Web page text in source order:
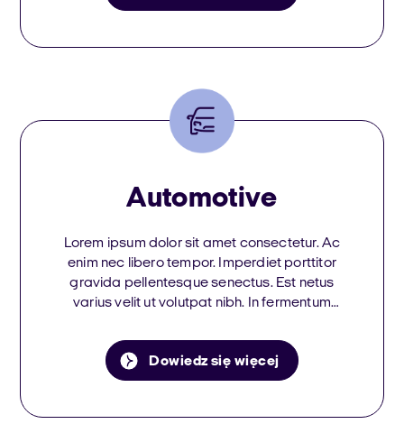
Automotive
Lorem ipsum dolor sit amet consectetur. Ac
enim nec libero tempor. Imperdiet porttitor
gravida pellentesque senectus. Est netus
varius velit ut volutpat nibh. In fermentum
Dowiedz się więcej